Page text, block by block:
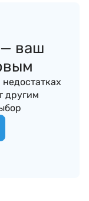
ваш
другим